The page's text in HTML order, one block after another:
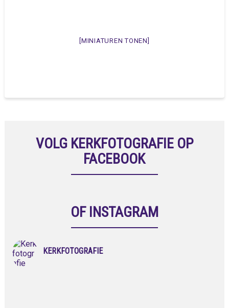
[MINIATUREN TONEN]
VOLG KERKFOTOGRAFIE OP
FACEBOOK
OF INSTAGRAM
KERKFOTOGRAFIE